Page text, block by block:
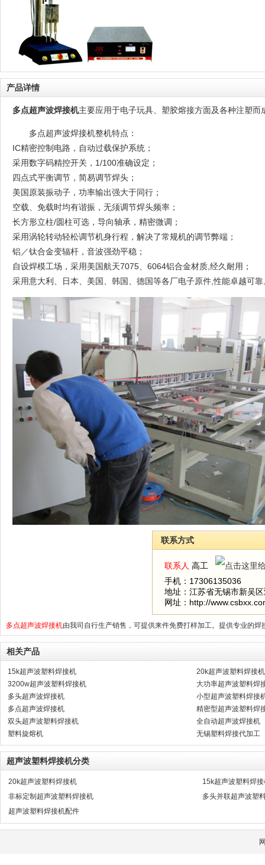
产品详情
多点超声波焊接机主要应用于电子玩具、塑胶熔接方面及各种注塑
多点超声波焊接机整机特点：
IC精密控制电路，自动过载保护系统；
采用数字码精控开关，1/100准确设定；
四点式平衡调节，简易调节焊头；
美国原装振动子，功率输出强大于同行；
空载、免载时均有谐振，无须调节焊头频率；
长方形立柱/圆柱可选，导向轴承，精密微调；
采用涡轮转动轻松调节机身行程，解决了常规机的调节弊端；
铝／钛合金变辐杆，音波强劲平稳；
自设焊模工场，采用美国航天7075、6064铝合金材质,经久耐用；
采用意大利、日本、美国、韩国、德国等各厂电子原件,性能卓越可靠
联系方式
联系人 高工
手机：17306135036
地址：江苏省无锡市新吴
网址：http://
多点超声波焊接机由我司自行生产销售，可提供来件免费打样加工。提供专业的
相关产品
15k超声波塑料焊接机
20k超声波塑料焊接机
3200w超声波塑料焊接机
大功率超声波塑料焊
多头超声波焊接机
小型超声波塑料焊接
多点超声波焊接机
精密型超声波塑料焊
双头超声波塑料焊接机
全自动超声波焊接机
塑料旋熔机
无锡塑料焊接代加工
超声波塑料焊接机分类
20k超声波塑料焊接机
15k超声波塑料焊
非标定制超声波塑料焊接机
多头并联超声波塑
超声波塑料焊接机配件